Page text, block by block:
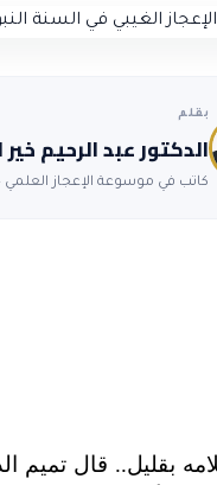
بقلم
الدكتور عبد الرحيم
كاتب في موسوعة الإعجاز العلمي — نشر
بقليل.. قال تميم